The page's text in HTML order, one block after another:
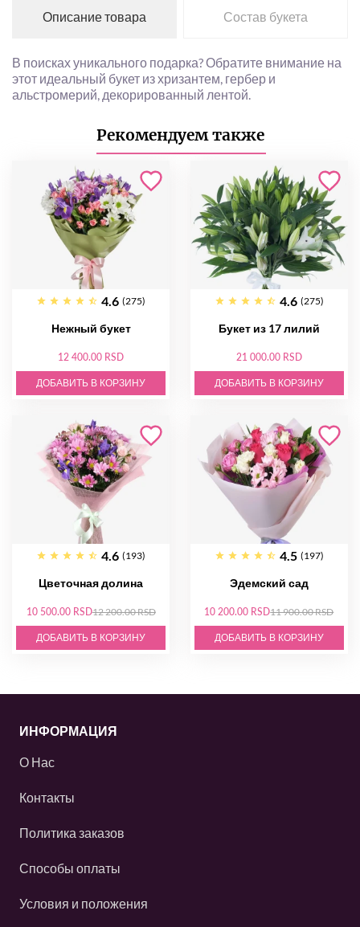
Описание товара Состав букета
В поисках уникального подарка? Обратите внимание на
этот идеальный букет из хризантем, гербер и
альстромерий, декорированный лентой.
Рекомендуем также
4.6 (275)
Нежный букет
12 400.00 RSD
ДОБАВИТЬ В КОРЗИНУ
4.6 (275)
Букет из 17 лилий
21 000.00 RSD
ДОБАВИТЬ В КОРЗИНУ
4.6 (193)
Цветочная долина
10 500.00 RSD12 200.00 RSD
ДОБАВИТЬ В КОРЗИНУ
4.5 (197)
Эдемский сад
10 200.00 RSD11 900.00 RSD
ДОБАВИТЬ В КОРЗИНУ
ИНФОРМАЦИЯ
О Нас
Контакты
Политика заказов
Способы оплаты
Условия и положения